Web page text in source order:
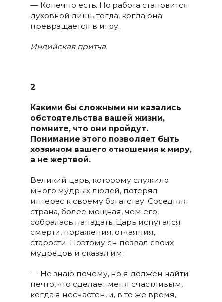
— Конечно есть. Но работа становится
духовной лишь тогда, когда она
превращается в игру.
Индийская притча.
2
Какими бы сложными ни казались
обстоятельства вашей жизни,
помните, что они пройдут.
Понимание этого позволяет быть
хозяином вашего отношения к миру,
а не жертвой.
Великий царь, которому служило
много мудрых людей, потерял
интерес к своему богатству. Соседняя
страна, более мощная, чем его,
собралась нападать. Царь испугался
смерти, поражения, отчаяния,
старости. Поэтому он позвал своих
мудрецов и сказал им:
— Не знаю почему, но я должен найти
нечто, что сделает меня счастливым,
когда я несчастен, и, в то же время,